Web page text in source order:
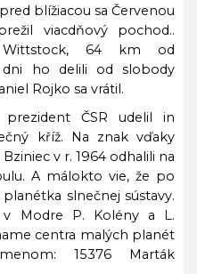
blížiacou sa Červenou
viacdňový pochod..
64 km od
dni ho delili od slobody
Rojko sa vrátil.
ČSR udelil in
kříž. Na znak vďaky
v r. 1964 odhalili na
A málokto vie, že po
slnečnej sústavy.
Modre P. Kolény a L.
centra malých planét
15376 Marták